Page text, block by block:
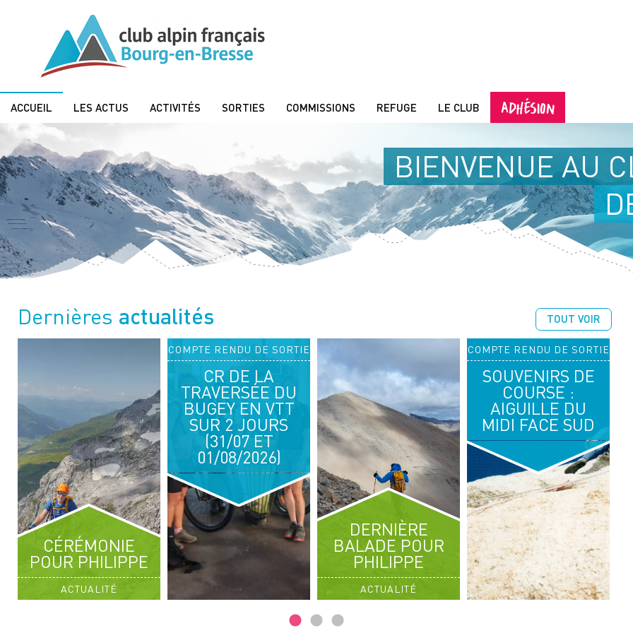
ACCUEIL LES ACTUS ACTIVITÉS SORTIES COMMISSIONS REFUGE LE CLUB ADHÉSION
BIENVENUE AU
Dernières actualités TOUT VOIR
CÉRÉMONIE
POUR PHILIPPE
ACTUALITÉ
CR DE LA
TRAVERSÉE DU
BUGEY EN VTT
SUR 2 JOURS
(31/07 ET
01/08/2026)
COMPTE RENDU DE SORTIE
DERNIÈRE
BALADE POUR
PHILIPPE
ACTUALITÉ
SOUVENIRS DE
COURSE :
AIGUILLE DU
MIDI FACE SUD
COMPTE RENDU DE SORTIE
04
OCT. 2026
RANDONNÉE PÉDESTRE
ENTRE ROCHEURE ET LEISSE
AOÛT 2026
16
AOÛT 2026
RANDONNÉE ALPINE
SÉJOUR CHABLAIS